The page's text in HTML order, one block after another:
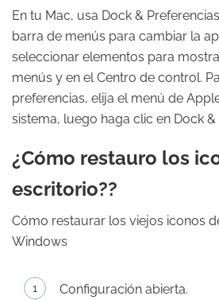
En tu Mac, usa Dock &
barra de menús para cambiar la
seleccionar elementos para
menús y en el Centro de control.
preferencias, elija el menú de
sistema, luego haga clic en Dock
¿Cómo restauro los
escritorio??
Cómo restaurar los viejos iconos
Windows
Configuración abierta.